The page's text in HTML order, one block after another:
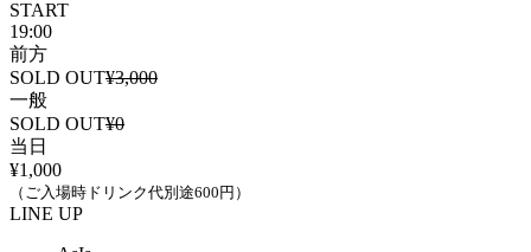
START
19:00
前方
SOLD OUT¥3,000
一般
SOLD OUT¥0
当日
¥1,000
（ご入場時ドリンク代別途600円）
LINE UP